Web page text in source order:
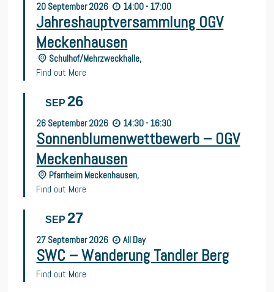
20 September2026 14:00 - 17:00
Jahreshauptversammlung OGV
Meckenhausen
Schulhof/Mehrzweckhalle,
Find out More
SEP 26
26 September2026 14:30 - 16:30
Sonnenblumenwettbewerb – OGV
Meckenhausen
Pfarrheim Meckenhausen,
Find out More
SEP 27
27 September2026 All Day
SWC – Wanderung Tandler Berg
Find out More